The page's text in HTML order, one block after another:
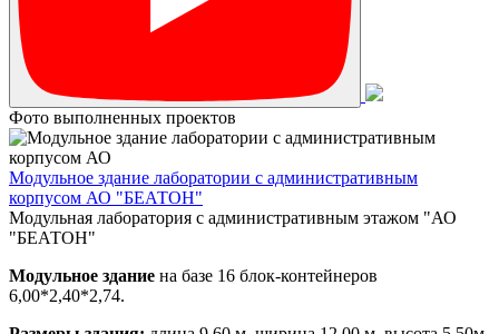
Фото выполненных проектов
Модульное здание лаборатории с административным
корпусом АО "БЕАТОН"
Модульная лаборатория с административным этажом "АО
"БЕАТОН"
Модульное здание на базе 16 блок-контейнеров
6,00*2,40*2,74.